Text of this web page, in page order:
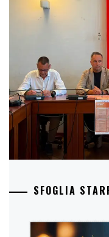
SFOGLIA